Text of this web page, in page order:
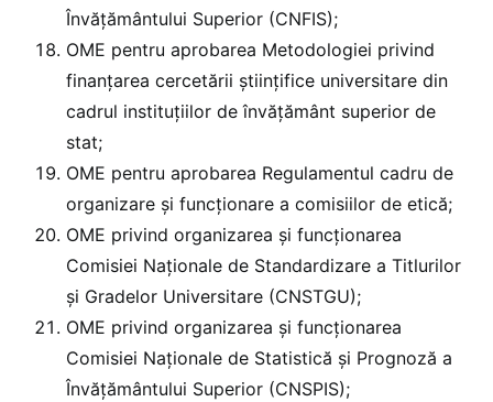
Învăţământului Superior (CNFIS);
OME pentru aprobarea Metodologiei privind
finanţarea cercetării ştiinţifice universitare din
cadrul instituțiilor de învăţământ superior de
stat;
OME pentru aprobarea Regulamentul cadru de
organizare și funcționare a comisiilor de etică;
OME privind organizarea și funcționarea
Comisiei Naţionale de Standardizare a Titlurilor
și Gradelor Universitare (CNSTGU);
OME privind organizarea și funcționarea
Comisiei Naţionale de Statistică şi Prognoză a
Învăţământului Superior (CNSPIS);